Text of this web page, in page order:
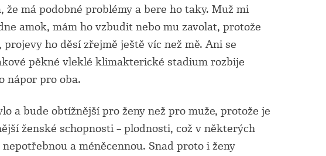
má podobné problémy a bere ho taky. Muž mi
amok, mám ho vzbudit nebo mu zavolat, protože
ho děsí zřejmě ještě víc než mě. Ani se
pěkné vleklé klimakterické stadium rozbije
nápor pro oba.
a bude obtížnější pro ženy než pro muže, protože je
ženské schopnosti – plodnosti, což v některých
a méněcennou. Snad proto i ženy